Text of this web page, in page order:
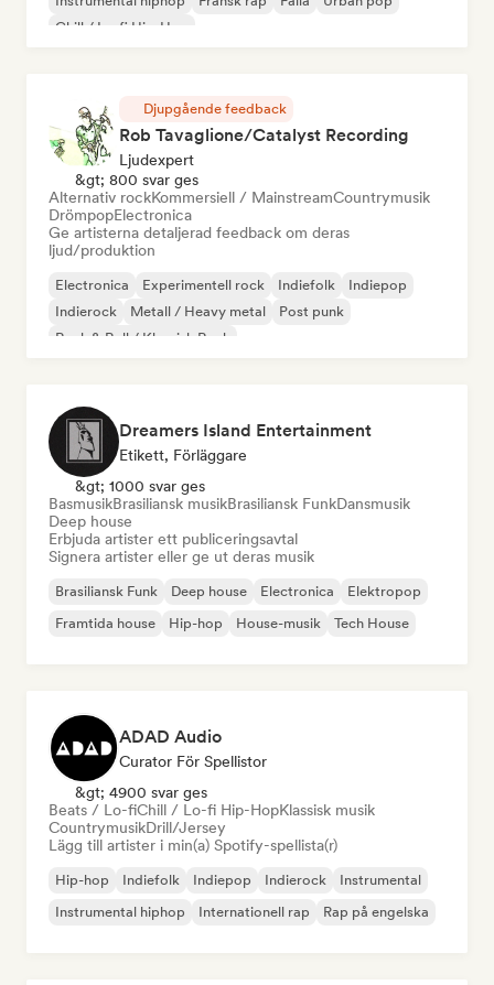
Chill / Lo-fi Hip-Hop
Djupgående feedback
Rob Tavaglione/Catalyst Recording
Ljudexpert
&gt; 800 svar ges
Alternativ rockKommersiell / MainstreamCountrymusik
DrömpopElectronica
Ge artisterna detaljerad feedback om deras
ljud/produktion
Electronica Experimentell rock Indiefolk
Indiepop
Indierock
Metall / Heavy metal
Post punk
Rock & Roll / Klassisk Rock
Dreamers Island Entertainment
Etikett, Förläggare
&gt; 1000 svar ges
BasmusikBrasiliansk musikBrasiliansk FunkDansmusik
Deep house
Erbjuda artister ett publiceringsavtal
Signera artister eller ge ut deras musik
Brasiliansk Funk Deep house Electronica
Elektropop
Framtida house
Hip-hop House-musik Tech House
ADAD Audio
Curator För Spellistor
&gt; 4900 svar ges
Beats / Lo-fiChill / Lo-fi Hip-HopKlassisk musik
CountrymusikDrill/Jersey
Lägg till artister i min(a) Spotify-spellista(r)
Hip-hop Indiefolk Indiepop Indierock
Instrumental
Instrumental hiphop
Internationell rap Rap på engelska